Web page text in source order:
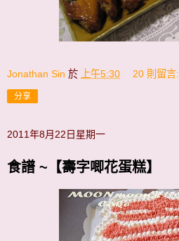
Jonathan Sin 於 上午5:30 20 則留言:
分享
2011年8月22日星期一
食譜 ~【壽字唧花蛋糕】